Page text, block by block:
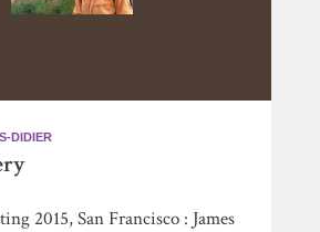
DIDIER
2015, San Francisco : James